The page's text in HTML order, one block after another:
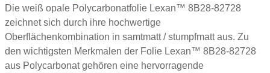
Die weiß opale Polycarbonatfolie Lexan™ 8B28-82728
zeichnet sich durch ihre hochwertige
Oberflächenkombination in samtmatt / stumpfmatt aus. Zu
den wichtigsten Merkmalen der Folie Lexan™ 8B28-82728
aus Polycarbonat gehören eine hervorragende